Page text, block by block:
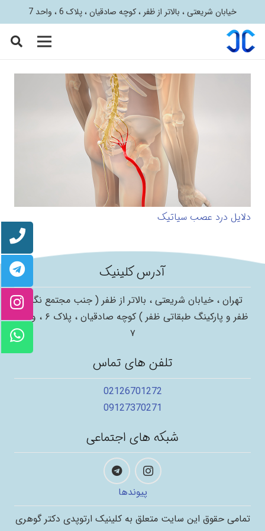
خیابان شریعتی ، بالاتر از ظفر ، کوچه صادقیان ، پلاک 6 ، واحد 7
دلایل درد عصب سیاتیک
آدرس کلینیک
تهران ، خیابان شریعتی ، بالاتر از ظفر ( جنب مجتمع نگین
ظفر و پارکینگ طبقاتی ظفر ) کوچه صادقیان ، پلاک ۶ ، واحد
۷
تلفن های تماس
02126701272
09127370271
شبکه های اجتماعی
پیوندها
تمامی حقوق این سایت متعلق به کلینیک ارتوپدی دکتر گوهری